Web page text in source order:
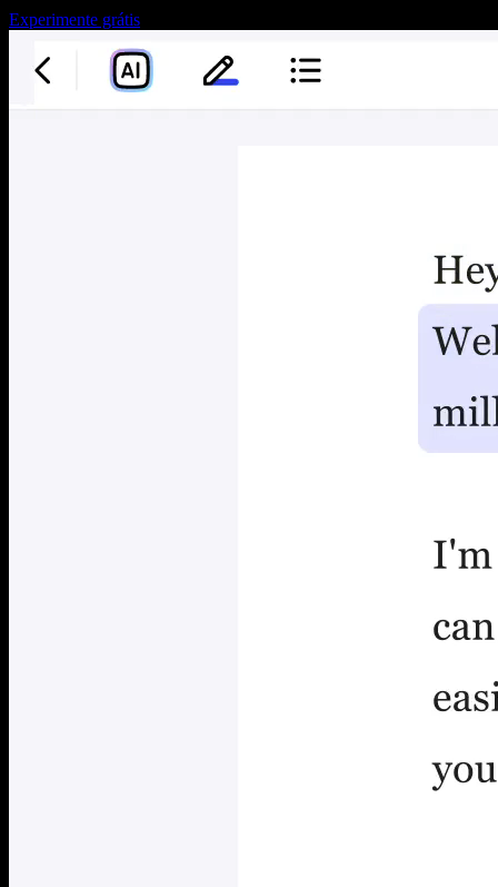
Experimente grátis